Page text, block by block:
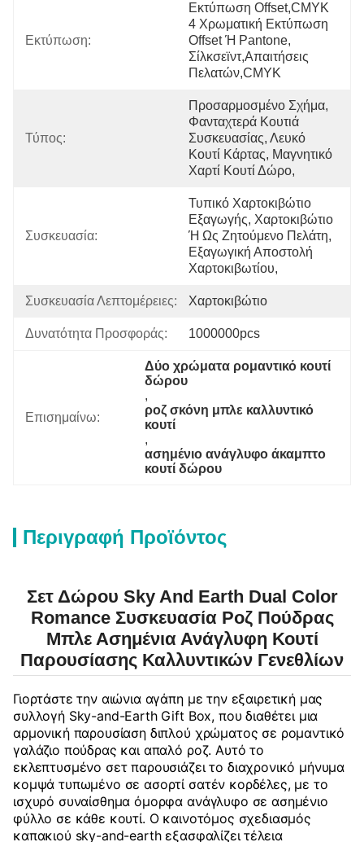
Εκτύπωση:
Εκτύπωση Offset,CMYK
4 Χρωματική Εκτύπωση
Offset Ή Pantone,
Σίλκσεϊντ,Απαιτήσεις
Πελατών,CMYK
Τύπος:
Προσαρμοσμένο Σχήμα,
Φανταχτερά Κουτιά
Συσκευασίας, Λευκό
Κουτί Κάρτας, Μαγνητικό
Χαρτί Κουτί Δώρο,
Συσκευασία:
Τυπικό Χαρτοκιβώτιο
Εξαγωγής, Χαρτοκιβώτιο
Ή Ως Ζητούμενο Πελάτη,
Εξαγωγική Αποστολή
Χαρτοκιβωτίου,
Συσκευασία Λεπτομέρειες: Χαρτοκιβώτιο
Δυνατότητα Προσφοράς: 1000000pcs
Επισημαίνω:
Δύο χρώματα ρομαντικό κουτί
δώρου
,
ροζ σκόνη μπλε καλλυντικό
κουτί
,
ασημένιο ανάγλυφο άκαμπτο
κουτί δώρου
Περιγραφή Προϊόντος
Σετ Δώρου Sky And Earth Dual Color
Romance Συσκευασία Ροζ Πούδρας
Μπλε Ασημένια Ανάγλυφη Κουτί
Παρουσίασης Καλλυντικών Γενεθλίων
Γιορτάστε την αιώνια αγάπη με την εξαιρετική μας
συλλογή Sky-and-Earth Gift Box, που διαθέτει μια
αρμονική παρουσίαση διπλού χρώματος σε ρομαντικό
γαλάζιο πούδρας και απαλό ροζ. Αυτό το
εκλεπτυσμένο σετ παρουσιάζει το διαχρονικό μήνυμα
κομψά τυπωμένο σε ασορτί σατέν κορδέλες, με το
ισχυρό συναίσθημα όμορφα ανάγλυφο σε ασημένιο
φύλλο σε κάθε κουτί. Ο καινοτόμος σχεδιασμός
καπακιού sky-and-earth εξασφαλίζει τέλεια